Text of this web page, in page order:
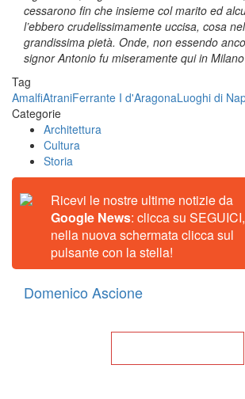
cessarono fin che insieme col marito ed
l’ebbero crudelissimamente uccisa, cosa
grandissima pietà. Onde, non essendo
signor Antonio fu miseramente qui in
Tag
AmalfiAtraniFerrante I d'AragonaLuoghi di
Categorie
Architettura
Cultura
Storia
Ricevi le nostre ultime notizie da
Google News: clicca su
nella nuova schermata clicca sul
pulsante con la stella!
Domenico Ascione